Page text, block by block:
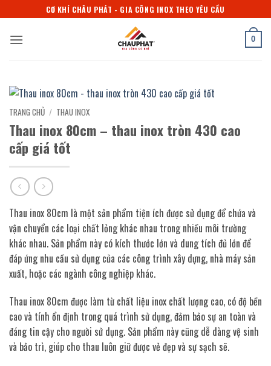
qua
CƠ KHÍ CHÂU PHÁT - GIA CÔNG INOX THEO YÊU CẦU
0
TRANG CHỦ / THAU INOX
Thau inox 80cm – thau inox tròn 430 cao
cấp giá tốt
Thau inox 80cm là một sản phẩm tiện ích được sử dụng để chứa và
vận chuyển các loại chất lỏng khác nhau trong nhiều môi trường
khác nhau. Sản phẩm này có kích thước lớn và dung tích đủ lớn để
đáp ứng nhu cầu sử dụng của các công trình xây dựng, nhà máy sản
xuất, hoặc các ngành công nghiệp khác.
Thau inox 80cm được làm từ chất liệu inox chất lượng cao, có độ bền
cao và tính ổn định trong quá trình sử dụng, đảm bảo sự an toàn và
đáng tin cậy cho người sử dụng. Sản phẩm này cũng dễ dàng vệ sinh
và bảo trì, giúp cho thau luôn giữ được vẻ đẹp và sự sạch sẽ.